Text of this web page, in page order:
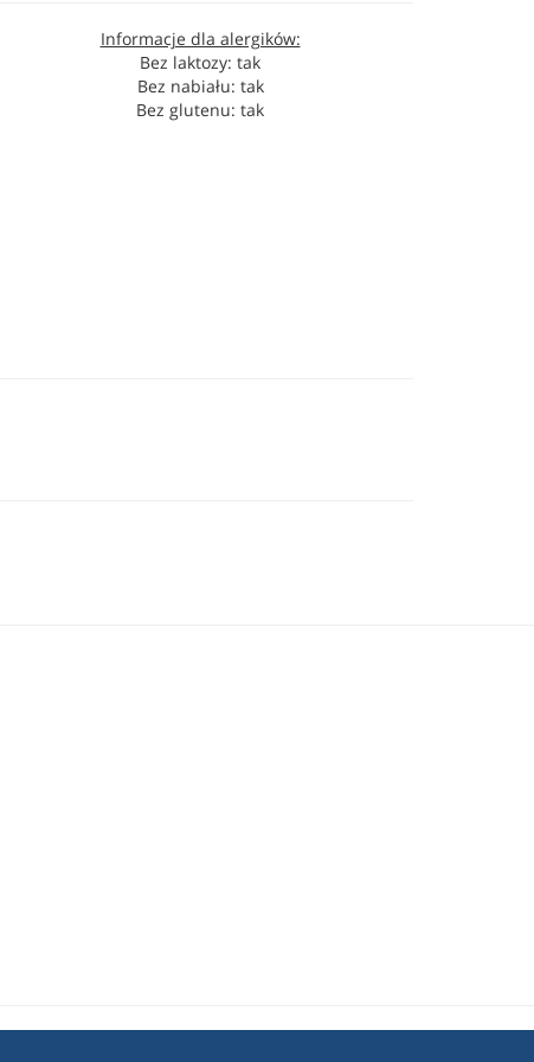
Informacje dla alergików:
Bez laktozy: tak
Bez nabiału: tak
Bez glutenu: tak